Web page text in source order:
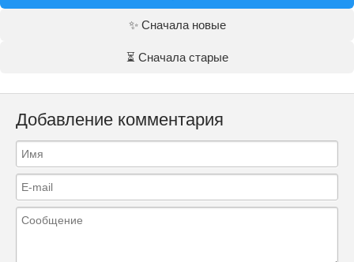
✨ Сначала новые
⏳ Сначала старые
Добавление комментария